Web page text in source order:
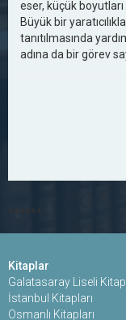
eser, küçük boyutları
Büyük bir
tanıtılmasında
adına da bir görev
******
Kitaplar
Galatasaray Liseli
İstanbul Kitapları
Osmanlı Kitapları